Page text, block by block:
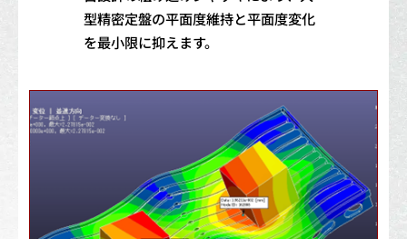
型精密定盤の平面度維持と平面度変化
を最小限に抑えます。